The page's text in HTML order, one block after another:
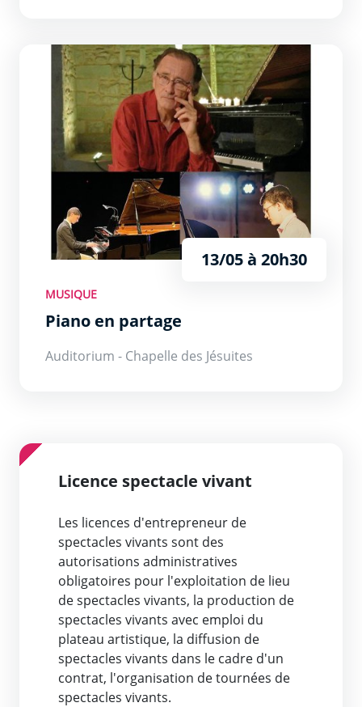
Piano en partage
13/05 à 20h30
MUSIQUE
Piano en partage
Auditorium - Chapelle des Jésuites
Licence spectacle vivant
Les licences d'entrepreneur de
spectacles vivants sont des
autorisations administratives
obligatoires pour l'exploitation de lieu
de spectacles vivants, la production de
spectacles vivants avec emploi du
plateau artistique, la diffusion de
spectacles vivants dans le cadre d'un
contrat, l'organisation de tournées de
spectacles vivants.